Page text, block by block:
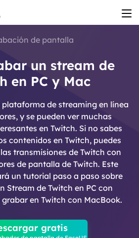
de pantalla
un stream de
en PC y Mac
de streaming en línea
y se pueden ver muchas
en Twitch. Si no sabes
contenidos en Twitch, puedes
transmisiones de Twitch con
de pantalla de Twitch. Este
un tutorial paso a paso sobre
Stream de Twitch en PC con
en Twitch con MacBook.
gratis